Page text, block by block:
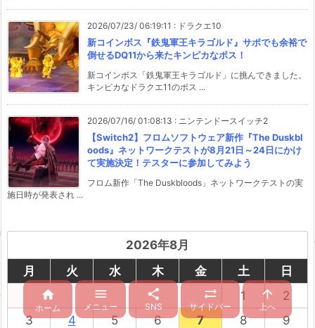
2026/07/23/ 06:19:11 : ドラクエ10
新コインボス『鉄鬼軍王キラゴルド』サポでも余裕で
倒せるDQ11から来たキンピカなボス！
新コインボス「鉄鬼軍王キラゴルド」に挑んできました。
キンピカなドラクエ11のボス ...
2026/07/16/ 01:08:13 : ニンテンドースイッチ2
【Switch2】フロムソフトウェア新作『The Duskbl
oods』ネットワークテストが8月21日～24日にかけ
て実施決定！テスターに参加してみよう
フロム新作「The Duskbloods」ネットワークテストの実
施日時が発表され ...
2026年8月
月
火 水 木 金 土
日
1
2
3
4 5 6 7 8 9

ホーム

メニュー

SNS

サイドバー

上へ